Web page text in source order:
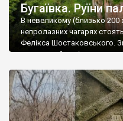
Бугаївка. Руїни
В невеликому (близько 200
непролазних чагарях
Фелікса Шостаковського.
радянський період у ньому
століття тут розмістили
палацу виїхала лікарня –